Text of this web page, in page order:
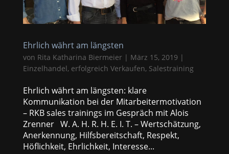
Ehrlich währt am längsten
von Rita Katharina Biermeier| März 15, 2019 |
Einzelhandel, erfolgreich Verkaufen, Salestraining
Ehrlich währt am längsten: klare
Kommunikation bei der Mitarbeitermotivation
– RKB sales trainings im Gespräch mit Alois
Zrenner W. A. H. R. H. E. I. T. – Wertschätzung,
Anerkennung, Hilfsbereitschaft, Respekt,
Höflichkeit, Ehrlichkeit, Interesse...